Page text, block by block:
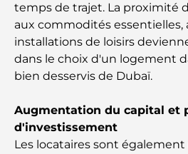
Les meilleures entreprises
Dubaï : un guide complet
Palm Jebel Ali contre Palm
comparaison claire pour
Découvrez Moon Island
temps de trajet. La proximité
aux commodités essentielles,
installations de loisirs
dans le choix d'un logement
bien desservis de Dubaï.
Augmentation du capital et
d'investissement
Les locataires sont